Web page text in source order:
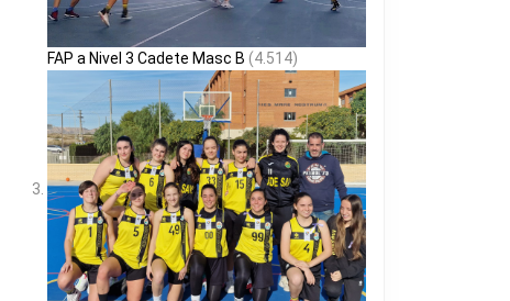
FAP a Nivel 3 Cadete Masc B (4.514)